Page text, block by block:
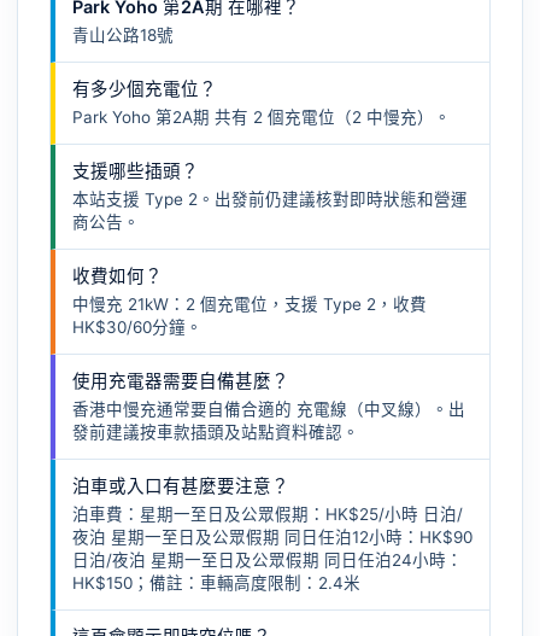
Park Yoho 第2A期 在哪裡？
青山公路18號
有多少個充電位？
Park Yoho 第2A期 共有 2 個充電位（2 中慢充）。
支援哪些插頭？
本站支援 Type 2。出發前仍建議核對即時狀態和營運
商公告。
收費如何？
中慢充 21kW：2 個充電位，支援 Type 2，收費
HK$30/60分鐘。
使用充電器需要自備甚麼？
香港中慢充通常要自備合適的 充電線（中叉線）
。出
發前建議按車款插頭及站點資料確認。
泊車或入口有甚麼要注意？
泊車費：星期一至日及公眾假期：HK$25/小時 日泊/
夜泊 星期一至日及公眾假期 同日任泊12小時：HK$90
日泊/夜泊 星期一至日及公眾假期 同日任泊24小時：
HK$150；備註：車輛高度限制：2.4米